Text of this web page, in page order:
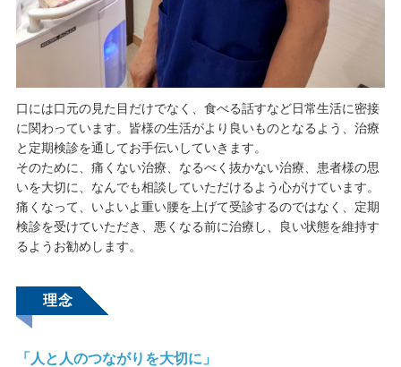
口には口元の見た目だけでなく、食べる話すなど日常生活に密接
に関わっています。皆様の生活がより良いものとなるよう、治療
と定期検診を通してお手伝いしていきます。
そのために、痛くない治療、なるべく抜かない治療、患者様の思
いを大切に、なんでも相談していただけるよう心がけています。
痛くなって、いよいよ重い腰を上げて受診するのではなく、定期
検診を受けていただき、悪くなる前に治療し、良い状態を維持す
るようお勧めします。
理念
「人と人のつながりを大切に」